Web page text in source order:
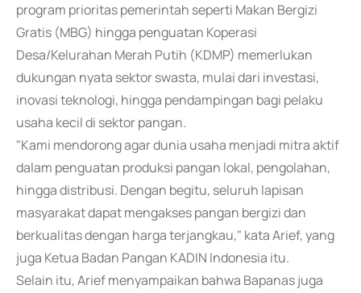
program prioritas pemerintah seperti Makan Bergizi
Gratis (MBG) hingga penguatan Koperasi
Desa/Kelurahan Merah Putih (KDMP) memerlukan
dukungan nyata sektor swasta, mulai dari investasi,
inovasi teknologi, hingga pendampingan bagi pelaku
usaha kecil di sektor pangan.
"Kami mendorong agar dunia usaha menjadi mitra aktif
dalam penguatan produksi pangan lokal, pengolahan,
hingga distribusi. Dengan begitu, seluruh lapisan
masyarakat dapat mengakses pangan bergizi dan
berkualitas dengan harga terjangkau," kata Arief, yang
juga Ketua Badan Pangan KADIN Indonesia itu.
Selain itu, Arief menyampaikan bahwa Bapanas juga